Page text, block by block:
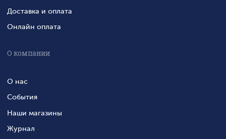
Доставка и оплата
Онлайн оплата
О компании
О нас
События
Наши магазины
Журнал